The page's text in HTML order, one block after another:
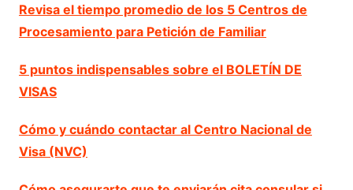
Revisa el tiempo promedio de los 5 Centros de
Procesamiento para Petición de Familiar
5 puntos indispensables sobre el BOLETÍN DE
VISAS
Cómo y cuándo contactar al Centro Nacional de
Visa (NVC)